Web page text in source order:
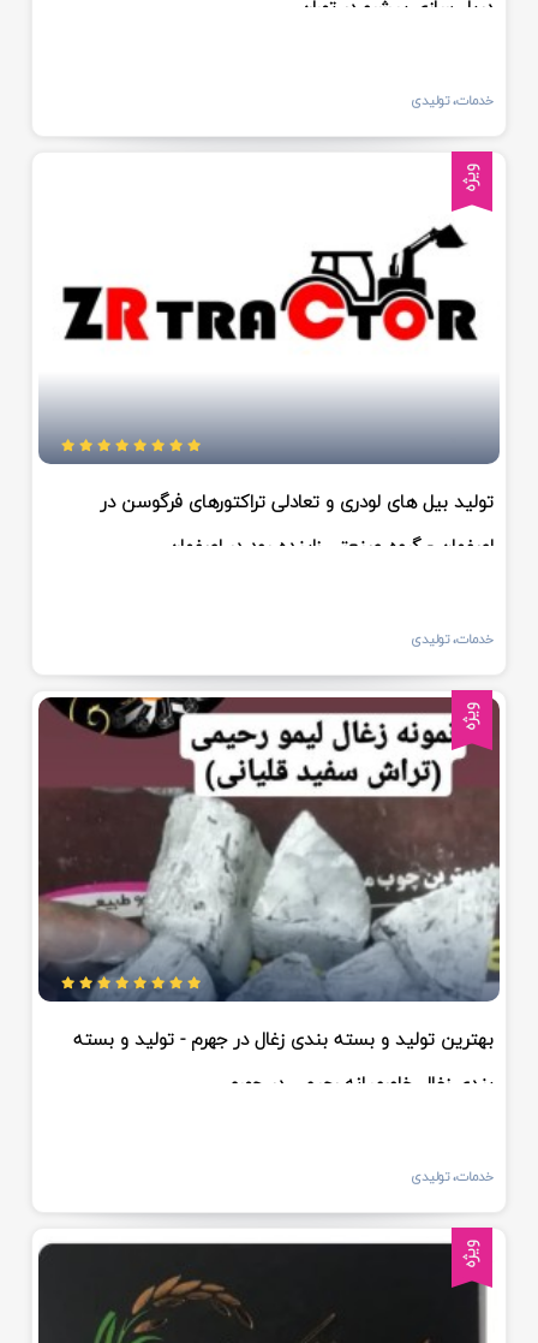
دریل سازی پیشرو در تهران
خدمات، تولیدی
ویژه
تولید بیل های لودری و تعادلی تراکتورهای فرگوسن در
اصفهان - گروه صنعتی زاینده رود در اصفهان
خدمات، تولیدی
ویژه
بهترین تولید و بسته بندی زغال در جهرم - تولید و بسته
بندی زغال خاورمیانه رحیمی در جهرم
خدمات، تولیدی
ویژه